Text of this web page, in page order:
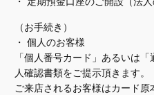
（お手続き）
・ 個人のお客様
「個人番号カード」あるいは
人確認書類をご提示頂きます。
ご来店されるお客様はカード原